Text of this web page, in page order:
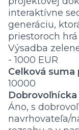
interaktívne
generáciu,
priestoroch
Výsadba
- 1000 EUR
Celková suma
10000
Áno, s
navrhovateľa/